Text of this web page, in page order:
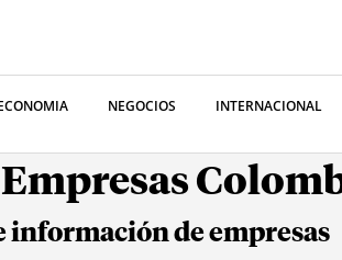
NEGOCIOS INTERNACIONAL
información de empresas